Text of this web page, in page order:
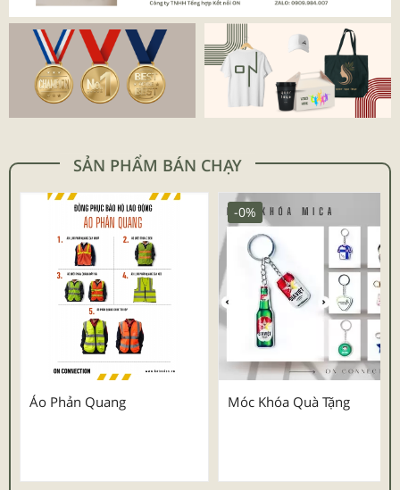
SẢN PHẨM BÁN CHẠY
Áo Phản Quang Móc Khóa Quà Tặng
-0%